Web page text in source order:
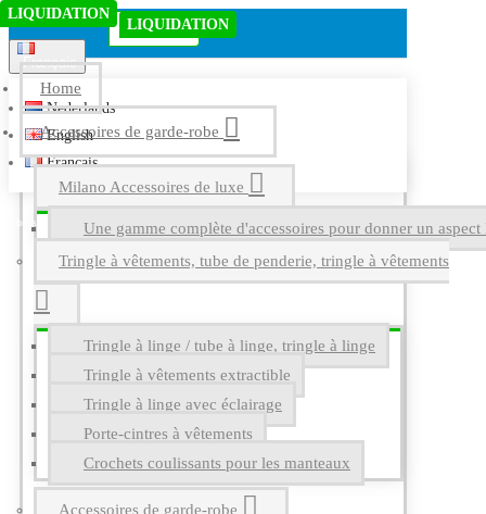
Menu
Français
Nederlands
English
Français
Home
Accessoires de garde-robe
Milano Accessoires de luxe
Une gamme complète d'accessoires pour donner un
Tringle à vêtements, tube de penderie, tringle à vêtements
Tringle à linge / tube à linge, tringle à linge
Tringle à vêtements extractible
Tringle à linge avec éclairage
Porte-cintres à vêtements
Crochets coulissants pour les manteaux
Accessoires de garde-robe
EN STOCK
LIQUIDATION
LIQUIDATION